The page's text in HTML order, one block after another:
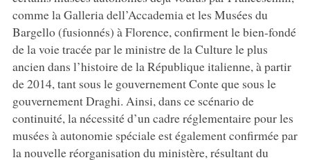
comme la Galleria dell’Accademia et les Musées du
Bargello (fusionnés) à Florence, confirment le bien-fondé
de la voie tracée par le ministre de la Culture le plus
ancien dans l’histoire de la République italienne, à partir
de 2014, tant sous le gouvernement Conte que sous le
gouvernement Draghi. Ainsi, dans ce scénario de
continuité, la nécessité d’un cadre réglementaire pour les
musées à autonomie spéciale est également confirmée par
la nouvelle réorganisation du ministère, résultant du